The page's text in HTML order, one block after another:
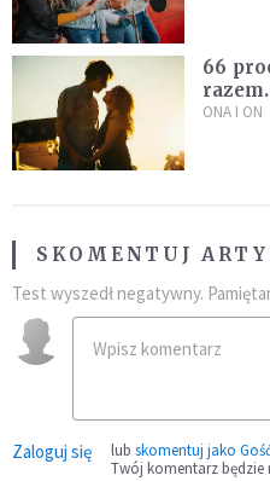
66
ONA I ON
SKOMENTUJ
Test wyszedł negatywny.
Zaloguj się lub skomentuj jako
Twój komentarz